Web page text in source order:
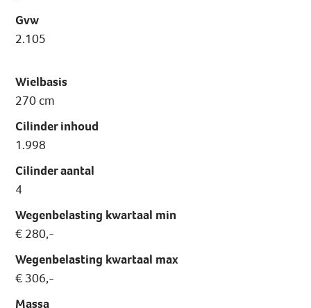
Gvw
2.105
Wielbasis
270 cm
Cilinder inhoud
1.998
Cilinder aantal
4
Wegenbelasting kwartaal min
€ 280,-
Wegenbelasting kwartaal max
€ 306,-
Massa